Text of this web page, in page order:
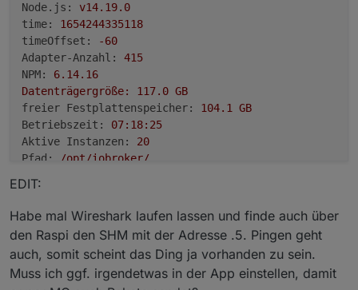
Node.js:
v14.19.0
time:
1654244335118
timeOffset:
-60
Adapter-Anzahl:
415
NPM:
6.14.16
Datenträgergröße:
117.0 GB
freier Festplattenspeicher:
104.1 GB
Betriebszeit:
07:18:25
Aktive Instanzen:
20
Pfad:
/opt/iobroker/
EDIT:
Habe mal Wireshark laufen lassen und finde auch über
den Raspi den SHM mit der Adresse .5. Pingen geht
auch, somit scheint das Ding ja vorhanden zu sein.
Muss ich ggf. irgendetwas in der App einstellen, damit